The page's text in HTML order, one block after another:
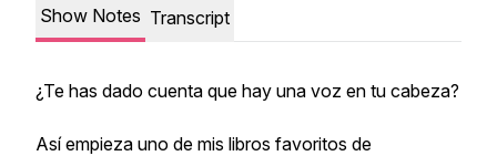
Show Notes Transcript
¿Te has dado cuenta que hay una voz en tu cabeza?
Así empieza uno de mis libros favoritos de